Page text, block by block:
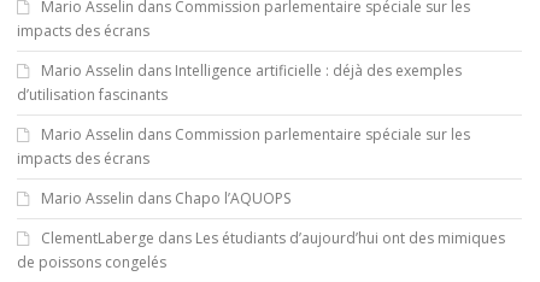
Mario Asselin dans Commission parlementaire spéciale sur les
impacts des écrans
Mario Asselin dans Intelligence artificielle : déjà des exemples
d’utilisation fascinants
Mario Asselin dans Commission parlementaire spéciale sur les
impacts des écrans
Mario Asselin dans Chapo l’AQUOPS
ClementLaberge dans Les étudiants d’aujourd’hui ont des mimiques
de poissons congelés